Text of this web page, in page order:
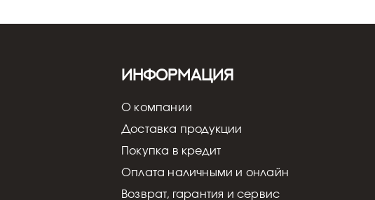
Информация
О компании
Доставка продукции
Покупка в кредит
Оплата наличными и онлайн
Возврат, гарантия и сервис